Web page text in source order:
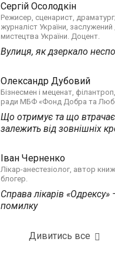
Сергій Осолодкін
Режисер, сценарист,
журналіст України, заслужений
мистецтва України. Доцент.
Вулиця, як дзеркало
Олександр Дубовий
Бізнесмен і меценат,
ради МБФ «Фонд Добра та
Що отримує та що втрачає
залежить від зовнішніх
Іван Черненко
Лікар-анестезіолог, автор
блогер.
Справа лікарів «Одрексу»
помилку
Дивитись все